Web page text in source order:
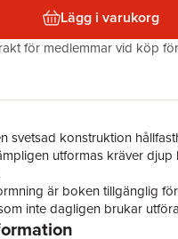
Lägg i varukorg
för medlemmar vid köp
svetsad konstruktion
utformas kräver djup
är boken tillgänglig
inte dagligen brukar utföra